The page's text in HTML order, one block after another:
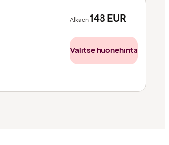
Alkaen148EUR
Valitse huonehinta